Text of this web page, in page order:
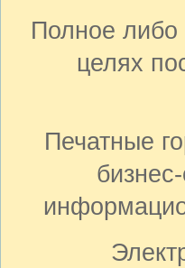
Полное либо
целях
Печатные